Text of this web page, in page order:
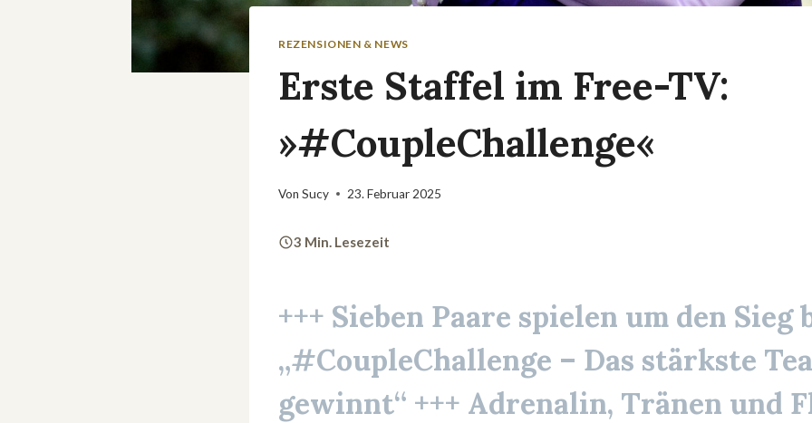
REZENSIONEN & NEWS
Erste Staffel im Free-TV:
»#CoupleChallenge«
Von Sucy 23. Februar 2025
3 Min. Lesezeit
+++ Sieben Paare spielen um den Sieg
„#CoupleChallenge – Das stärkste
gewinnt“ +++ Adrenalin, Tränen und